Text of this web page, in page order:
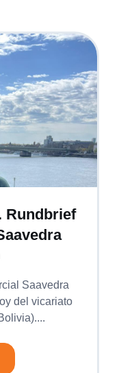
Rundbrief
Saavedra
del vicariato